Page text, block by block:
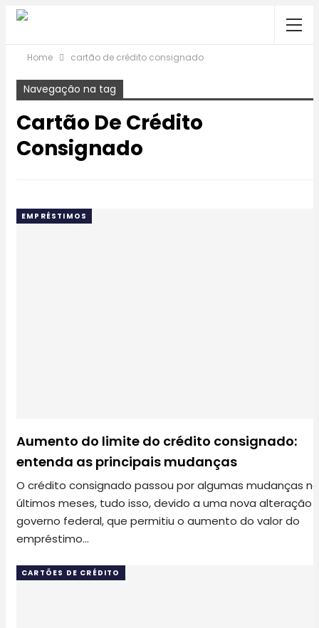
Home cartão de crédito consignado
Navegação na tag
Cartão De Crédito
Consignado
EMPRÉSTIMOS
Aumento do limite do crédito consignado:
entenda as principais mudanças
O crédito consignado passou por algumas mudanças
últimos meses, tudo isso, devido a uma nova alteração
governo federal, que permitiu o aumento do valor do
empréstimo…
CARTÕES DE CRÉDITO